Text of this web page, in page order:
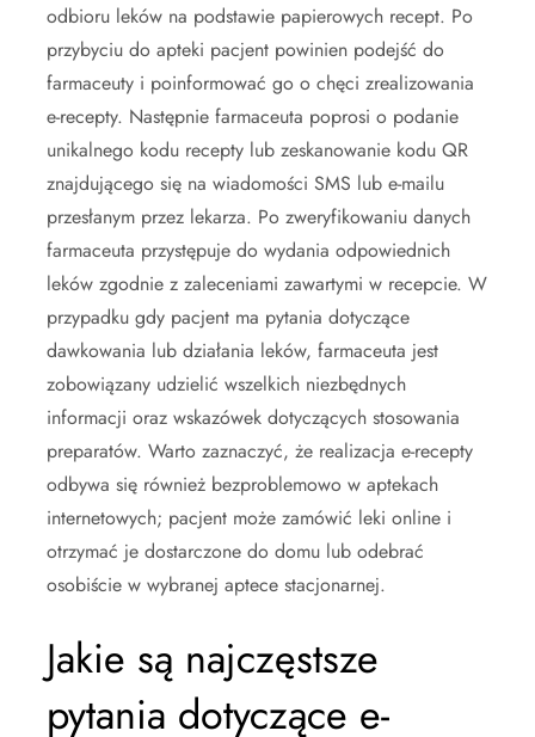
odbioru leków na podstawie papierowych recept. Po
przybyciu do apteki pacjent powinien podejść do
farmaceuty i poinformować go o chęci zrealizowania
e-recepty. Następnie farmaceuta poprosi o podanie
unikalnego kodu recepty lub zeskanowanie kodu QR
znajdującego się na wiadomości SMS lub e-mailu
przesłanym przez lekarza. Po zweryfikowaniu danych
farmaceuta przystępuje do wydania odpowiednich
leków zgodnie z zaleceniami zawartymi w recepcie. W
przypadku gdy pacjent ma pytania dotyczące
dawkowania lub działania leków, farmaceuta jest
zobowiązany udzielić wszelkich niezbędnych
informacji oraz wskazówek dotyczących stosowania
preparatów. Warto zaznaczyć, że realizacja e-recepty
odbywa się również bezproblemowo w aptekach
internetowych; pacjent może zamówić leki online i
otrzymać je dostarczone do domu lub odebrać
osobiście w wybranej aptece stacjonarnej.
Jakie są najczęstsze
pytania dotyczące e-